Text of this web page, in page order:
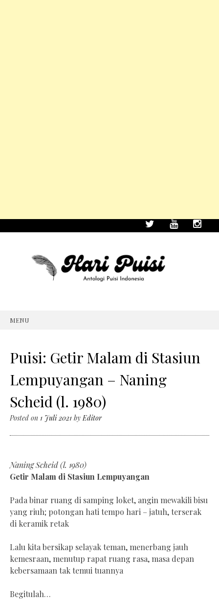
MENU
Puisi: Getir Malam di Stasiun
Lempuyangan – Naning
Scheid (l. 1980)
Posted on 1 Juli 2021 byEditor
Naning Scheid (l. 1980)
Getir Malam di Stasiun Lempuyangan
Pada binar ruang di samping loket, angin mewakili bisu
yang riuh; potongan hati tempo hari – jatuh, terserak
di keramik retak
Lalu kita bersikap selayak teman, menerbang jauh
kemesraan, menutup rapat ruang rasa, masa depan
kebersamaan tak temui tuannya
Begitulah…